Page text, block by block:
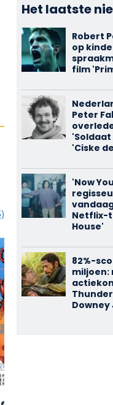
Het laatste
Robert
op
film
Peter
'Soldaat
'Ciske
'Now
Netflix-
House'
82%-
miljoen:
Downey